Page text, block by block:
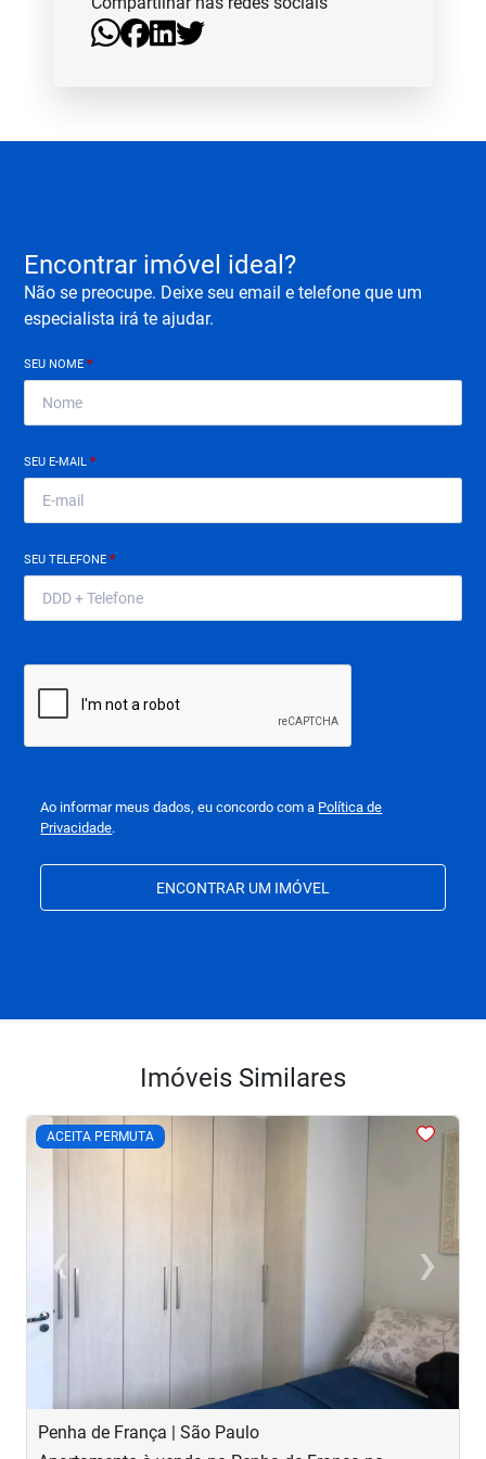
Encontrar imóvel ideal?
Não se preocupe. Deixe seu email e telefone que um
especialista irá te ajudar.
SEU NOME*
SEU E-MAIL*
SEU TELEFONE*
Ao informar meus dados, eu concordo com a Política de
Privacidade.
ENCONTRAR UM IMÓVEL
Imóveis Similares
ACEITA PERMUTA
<<<<
‹
Previous ›Next
Penha de França | São Paulo